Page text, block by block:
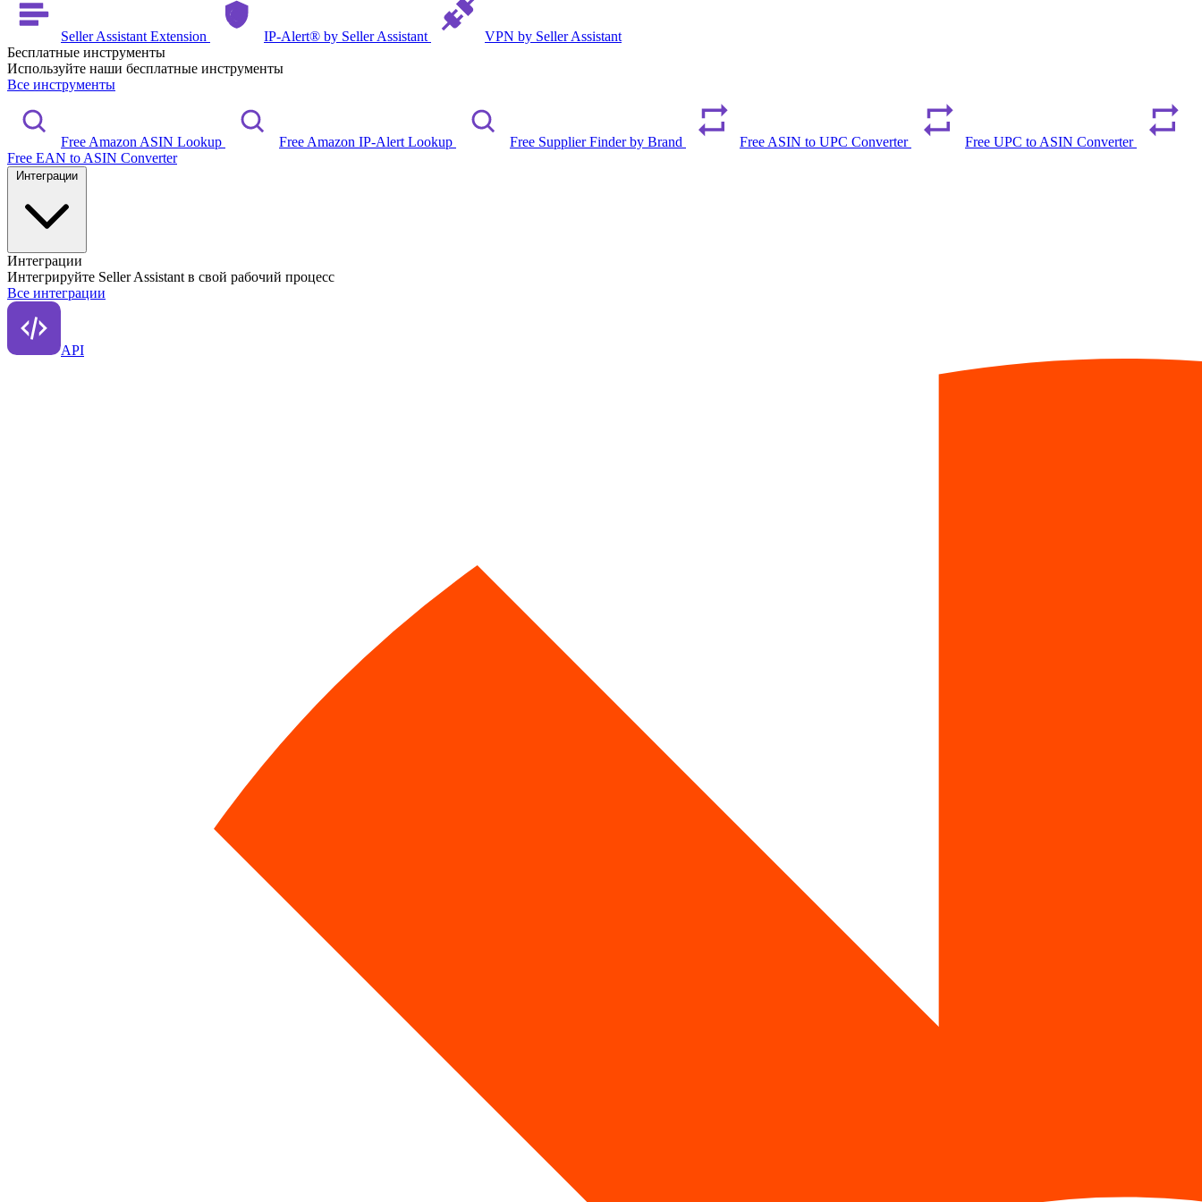
Seller Assistant Extension IP-Alert® by Seller Assistant
VPN by Seller Assistant
Бесплатные инструменты
Используйте наши бесплатные инструменты
Все инструменты
Free Amazon ASIN Lookup Free Amazon IP-Alert Lookup Free Supplier Finder by Brand Free ASIN to UPC Converter
Free UPC to ASIN Converter
Free EAN to ASIN Converter
Интеграции
Интегрируйте Seller Assistant в свой рабочий процесс
Все интеграции
API